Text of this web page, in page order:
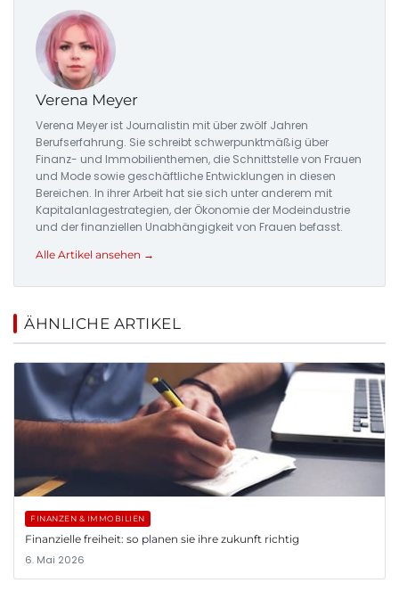
Verena Meyer
Verena Meyer ist Journalistin mit über zwölf Jahren
Berufserfahrung. Sie schreibt schwerpunktmäßig über
Finanz- und Immobilienthemen, die Schnittstelle von Frauen
und Mode sowie geschäftliche Entwicklungen in diesen
Bereichen. In ihrer Arbeit hat sie sich unter anderem mit
Kapitalanlagestrategien, der Ökonomie der Modeindustrie
und der finanziellen Unabhängigkeit von Frauen befasst.
Alle Artikel ansehen →
ÄHNLICHE ARTIKEL
FINANZEN & IMMOBILIEN
Finanzielle freiheit: so planen sie ihre zukunft richtig
6. Mai 2026